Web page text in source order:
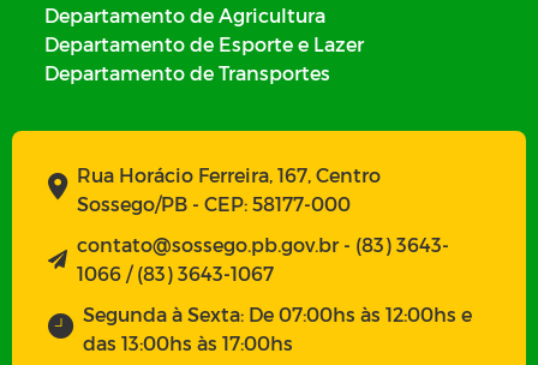
Departamento de Agricultura
Departamento de Esporte e Lazer
Departamento de Transportes
Rua Horácio Ferreira, 167, Centro
Sossego/PB - CEP: 58177-000
contato@sossego.pb.gov.br - (83) 3643-
1066 / (83) 3643-1067
Segunda à Sexta: De 07:00hs às 12:00hs e
das 13:00hs às 17:00hs